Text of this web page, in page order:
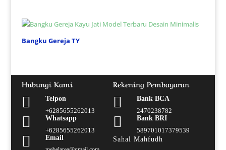
Bangku Gereja TY
Hubungi Kami

Telpon
+6285655262013

Whatsapp
+6285655262013
 Email
Rekening Pembayaran

Bank BCA
2470238782

Bank BRI
589701017379539
Sahal Mahfudh